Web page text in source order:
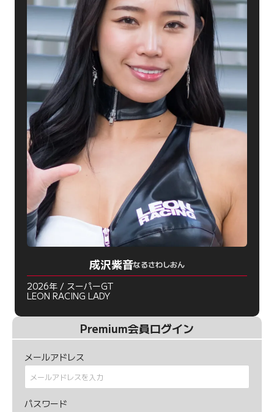
成沢紫音なるさわしおん
2026年 / スーパーGT
LEON RACING LADY
Premium会員ログイン
メールアドレス
パスワード